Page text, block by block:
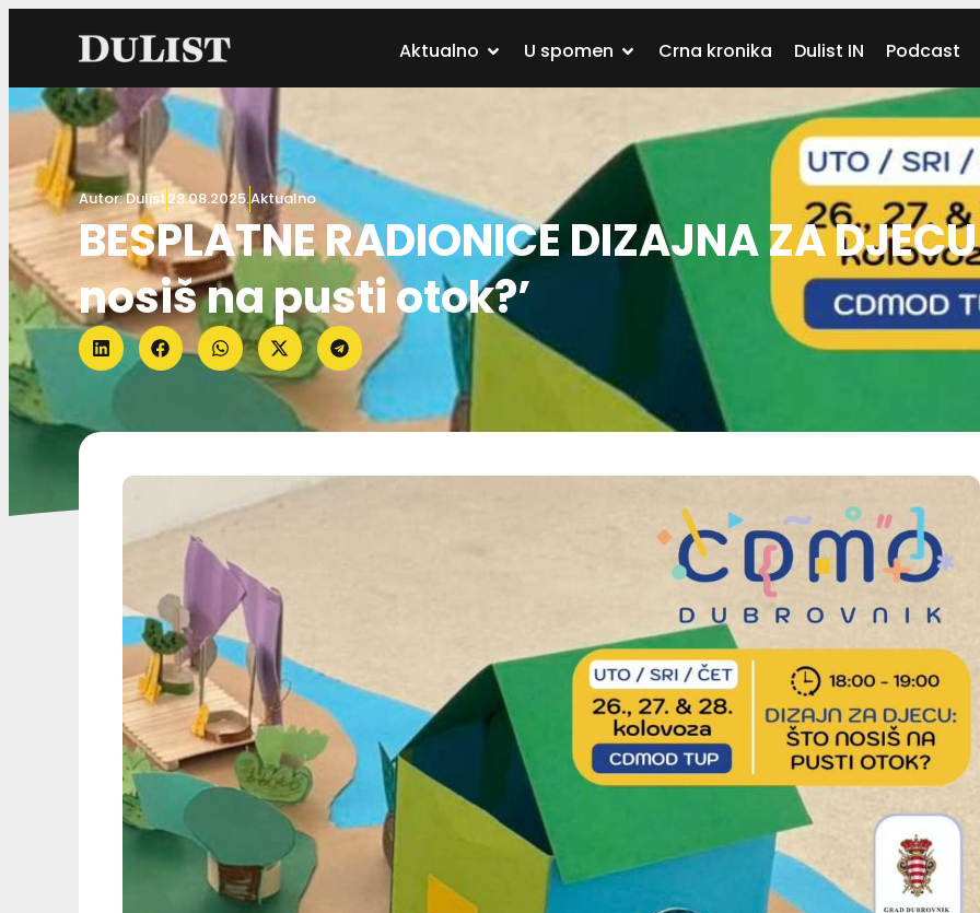
Aktualno U spomen Crna kronika Dulist IN Podcast
Autor:Dulist23.08.2025.Aktualno
BESPLATNE RADIONICE DIZAJNA ZA
nosiš na pusti otok?’